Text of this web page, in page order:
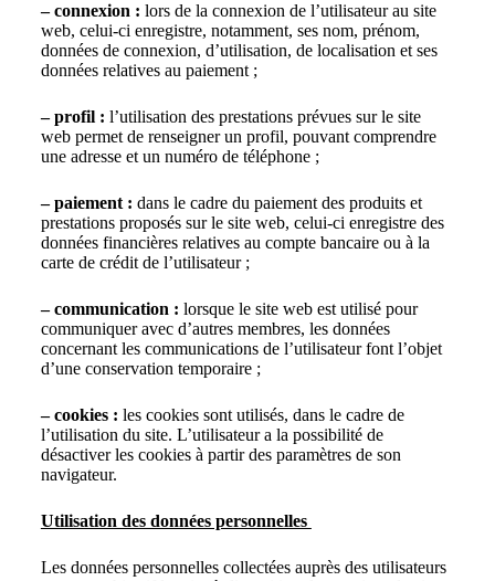
– connexion : lors de la connexion de l’utilisateur au site
web, celui-ci enregistre, notamment, ses nom, prénom,
données de connexion, d’utilisation, de localisation et ses
données relatives au paiement ;
– profil : l’utilisation des prestations prévues sur le site
web permet de renseigner un profil, pouvant comprendre
une adresse et un numéro de téléphone ;
– paiement : dans le cadre du paiement des produits et
prestations proposés sur le site web, celui-ci enregistre des
données financières relatives au compte bancaire ou à la
carte de crédit de l’utilisateur ;
– communication : lorsque le site web est utilisé pour
communiquer avec d’autres membres, les données
concernant les communications de l’utilisateur font l’objet
d’une conservation temporaire ;
– cookies : les cookies sont utilisés, dans le cadre de
l’utilisation du site. L’utilisateur a la possibilité de
désactiver les cookies à partir des paramètres de son
navigateur.
Utilisation des données personnelles
Les données personnelles collectées auprès des utilisateurs